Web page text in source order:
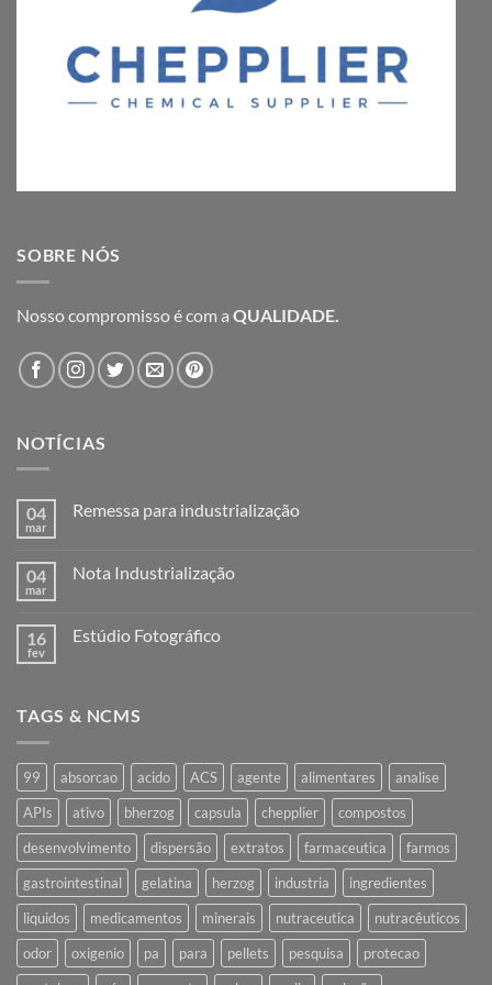
SOBRE NÓS
Nosso compromisso é com a QUALIDADE.
NOTÍCIAS
04
mar
Remessa para industrialização
Remessa
04
mar
Nota Industrialização
Nota
16
fev
Estúdio Fotográfico
Fotográfico
TAGS & NCMS
99 absorcao acido ACS agente alimentares
analise
APIs
ativo bherzog capsula chepplier
compostos
desenvolvimento
dispersão extratos farmaceutica
farmos
gastrointestinal
gelatina herzog industria
ingredientes
liquidos
medicamentos minerais nutraceutica
nutracêuticos
odor
oxigenio pa para pellets pesquisa
protecao